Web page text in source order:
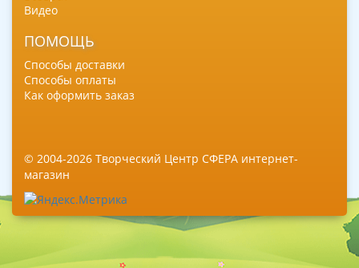
Видео
ПОМОЩЬ
Способы доставки
Способы оплаты
Как оформить заказ
© 2004-2026 Творческий Центр СФЕРА интернет-
магазин